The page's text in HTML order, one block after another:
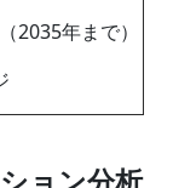
2035年まで）
ョン分析